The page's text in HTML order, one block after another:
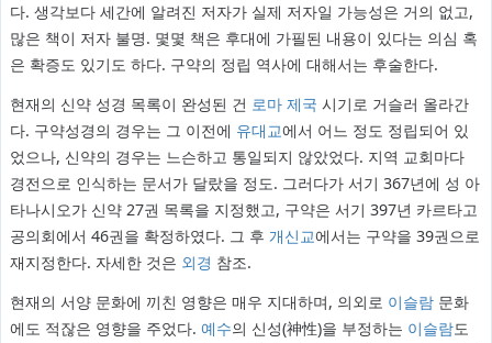
다. 생각보다 세간에 알려진 저자가 실제 저자일 가능성은 거의 없고,
많은 책이 저자 불명. 몇몇 책은 후대에 가필된 내용이 있다는 의심 혹
은 확증도 있기도 하다. 구약의 정립 역사에 대해서는 후술한다.
현재의 신약 성경 목록이 완성된 건 로마 제국 시기로 거슬러 올라간
다. 구약성경의 경우는 그 이전에 유대교에서 어느 정도 정립되어 있
었으나, 신약의 경우는 느슨하고 통일되지 않았었다. 지역 교회마다
경전으로 인식하는 문서가 달랐을 정도. 그러다가 서기 367년에 성 아
타나시오가 신약 27권 목록을 지정했고, 구약은 서기 397년 카르타고
공의회에서 46권을 확정하였다. 그 후 개신교에서는 구약을 39권으로
재지정한다. 자세한 것은 외경 참조.
현재의 서양 문화에 끼친 영향은 매우 지대하며, 의외로 이슬람문화
에도 적잖은 영향을 주었다. 예수의 신성(神性)을 부정하는 이슬람도